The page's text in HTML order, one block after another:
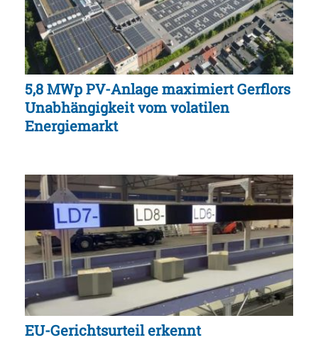
5,8 MWp PV-Anlage maximiert Gerflors
Unabhängigkeit vom volatilen
Energiemarkt
EU-Gerichtsurteil erkennt